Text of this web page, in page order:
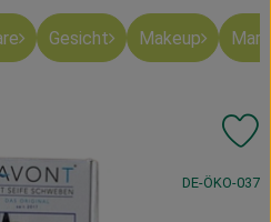
Gesicht Makeup
,DE-ÖKO-037